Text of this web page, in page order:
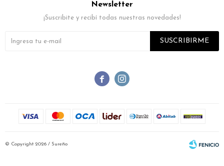
 
Newsletter
¡Suscribite y recibí todas nuestras novedades!
SUSCRIBIRME
© Copyright 2026 / Sureño